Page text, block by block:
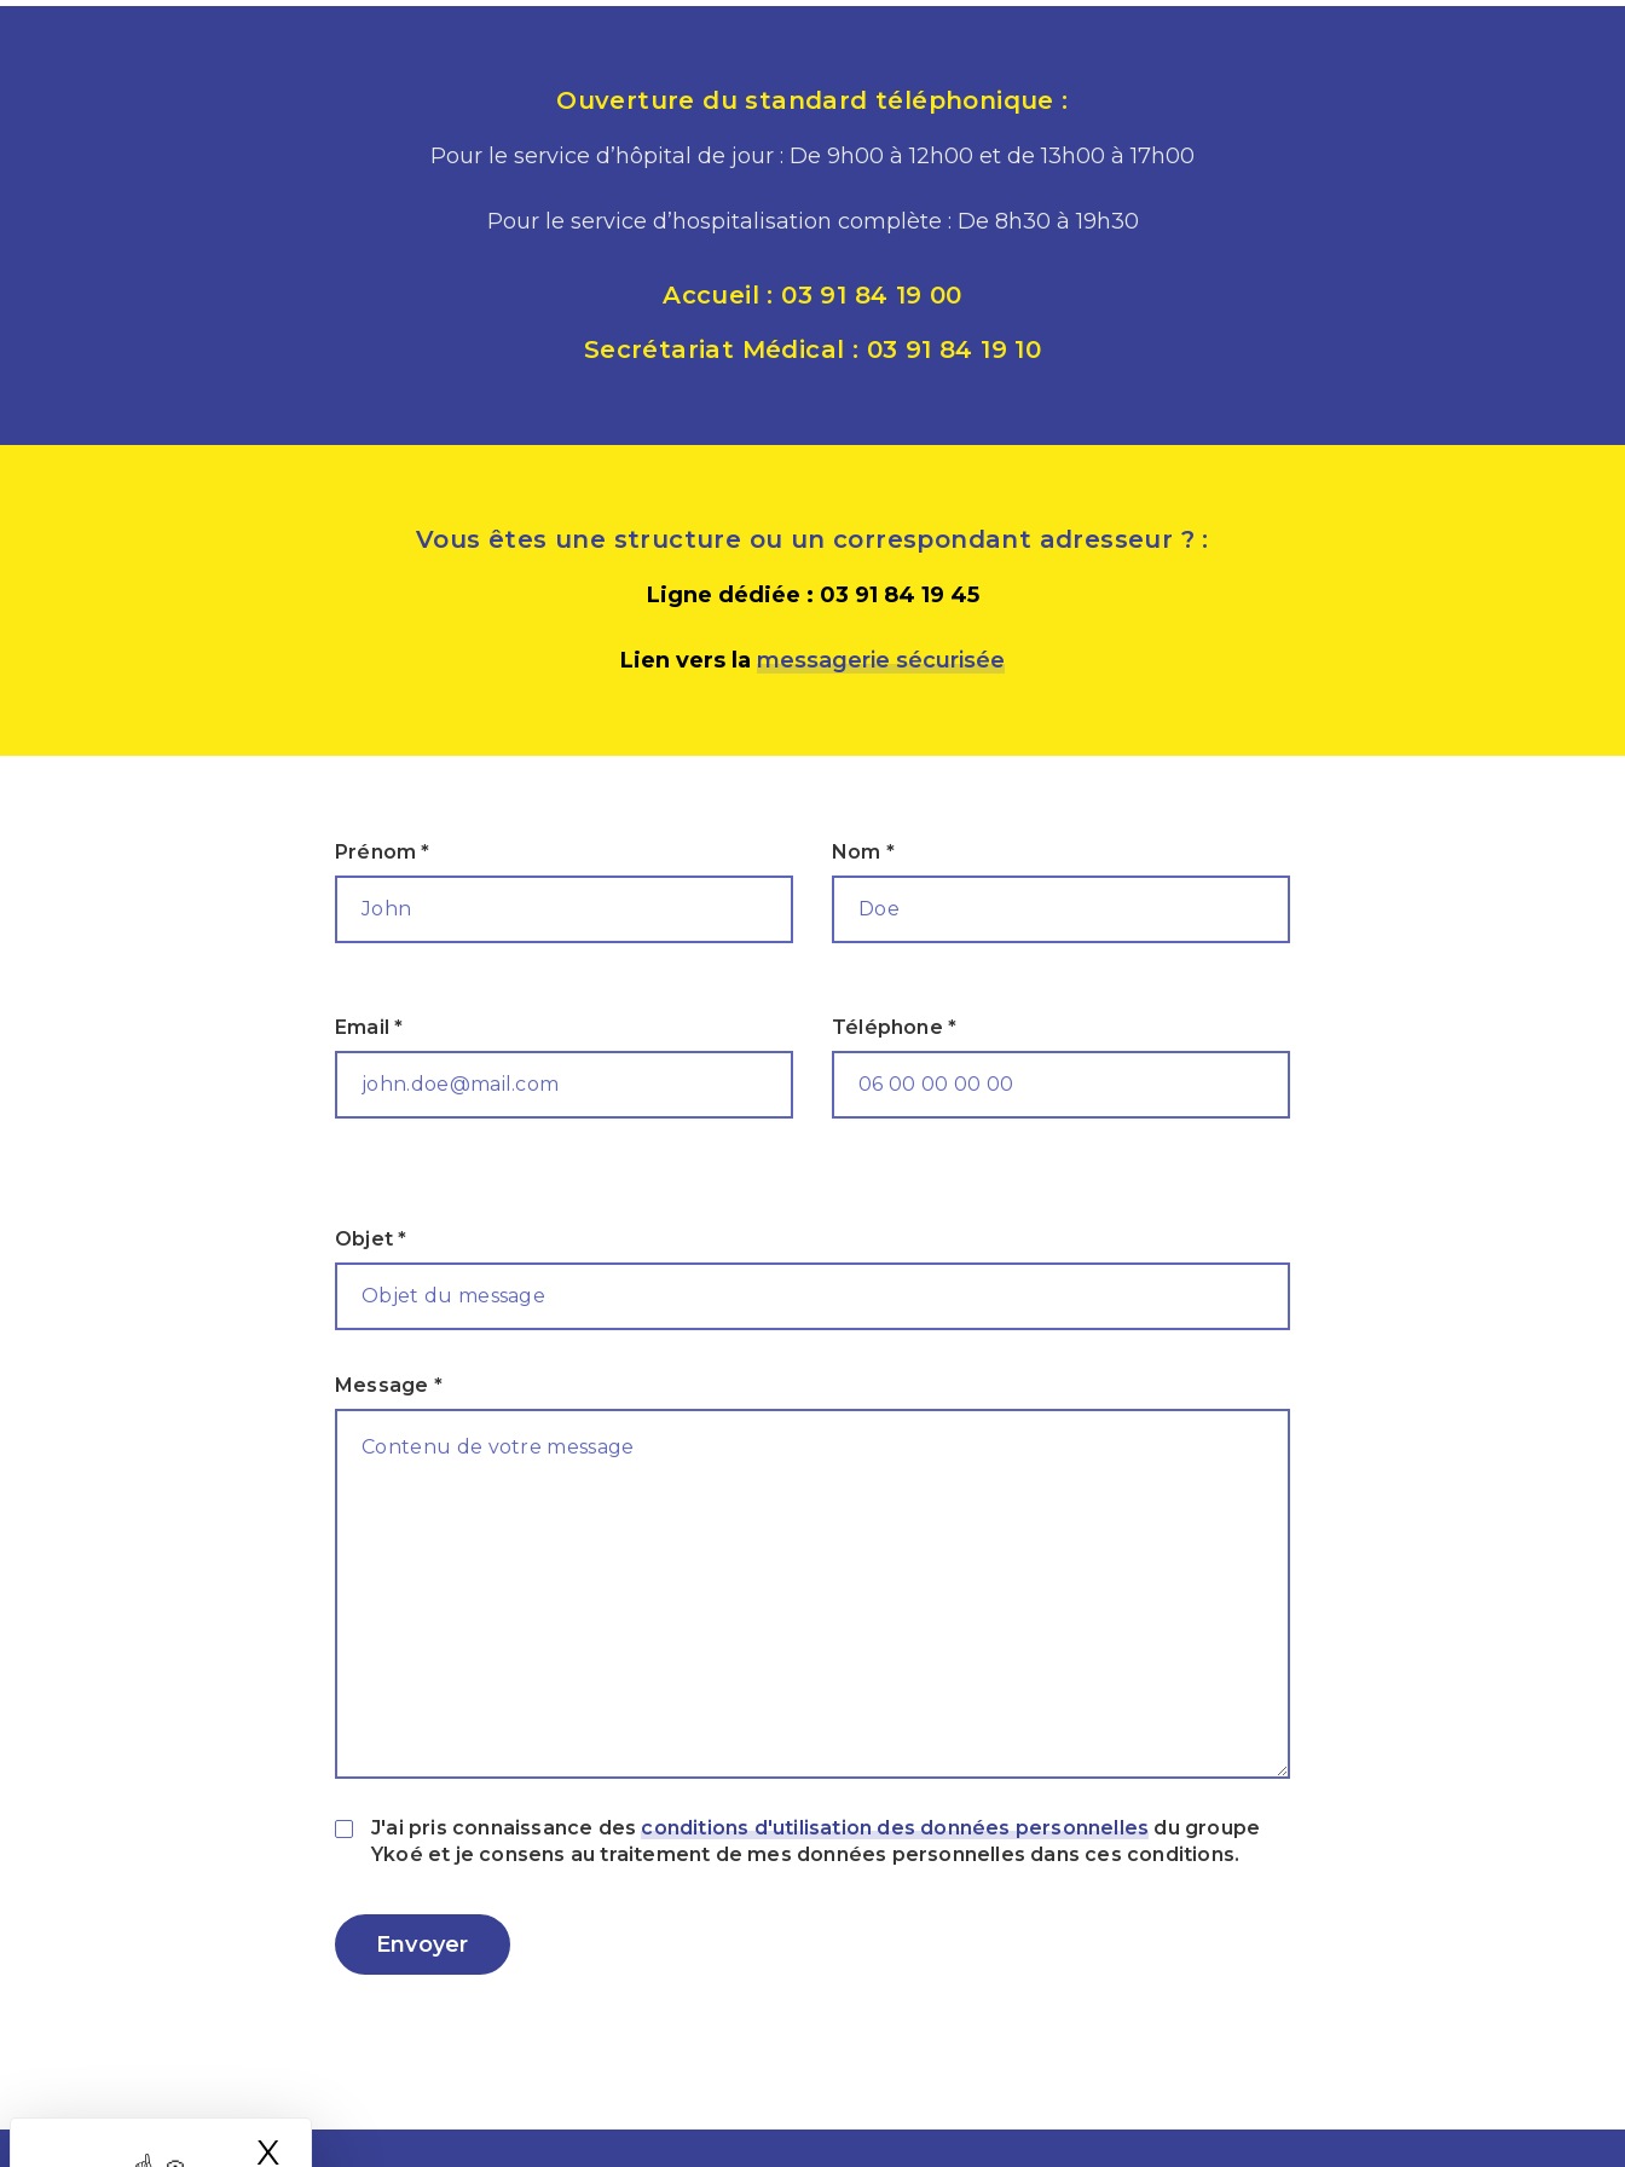
Ouverture du standard téléphonique :
Pour le service d’hôpital de jour : De 9h00 à 12h00 et de 13h00 à 17h00
Pour le service d’hospitalisation complète : De 8h30 à 19h30
Accueil : 03 91 84 19 00
Secrétariat Médical : 03 91 84 19 10
Vous êtes une structure ou un correspondant adresseur ? :
Ligne dédiée : 03 91 84 19 45
Lien vers la messagerie sécurisée
Prénom * Nom *
Email * Téléphone *
Objet *
Message *
J'ai pris connaissance desconditions d'utilisation des données personnelles du groupe
Ykoé et je consens au traitement de mes données personnelles dans ces conditions.
Envoyer
X